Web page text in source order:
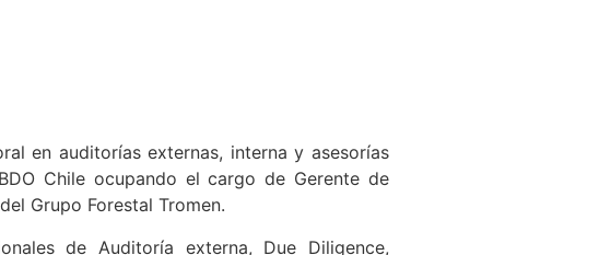
en auditorías externas, interna y asesorías
Chile ocupando el cargo de Gerente de
Grupo Forestal Tromen.
de Auditoría externa, Due Diligence,